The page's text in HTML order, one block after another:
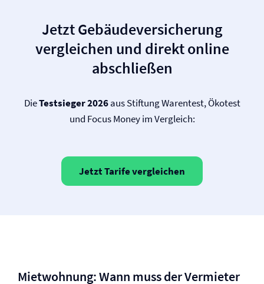
Jetzt Gebäude­versicherung
vergleichen und direkt online
abschließen
DieTestsieger 2026aus Stiftung Warentest, Ökotest
und Focus Money im Vergleich:
Jetzt Tarife vergleichen
Mietwohnung: Wann muss der Vermieter